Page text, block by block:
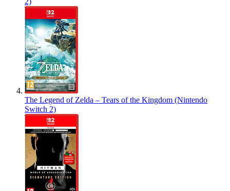
The Legend of Zelda – Tears of the Kingdom (Nintendo
Switch 2)